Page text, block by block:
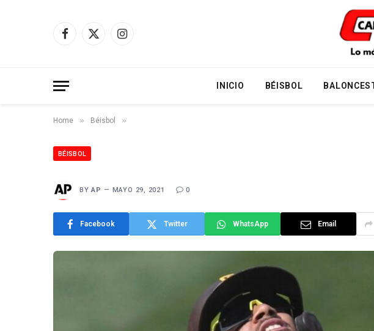
Facebook
X
Instagram
INICIO BÉISBOL
Home » Béisbol »
BÉISBOL
BY AP MAYO 29, 2021 0
Facebook Twitter WhatsApp Email